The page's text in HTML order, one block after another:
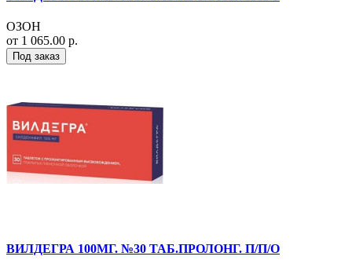
ОЗОН
от 1 065.00 р.
Под заказ
ВИЛДЕГРА 100МГ. №30 ТАБ.ПРОЛОНГ. П/П/О